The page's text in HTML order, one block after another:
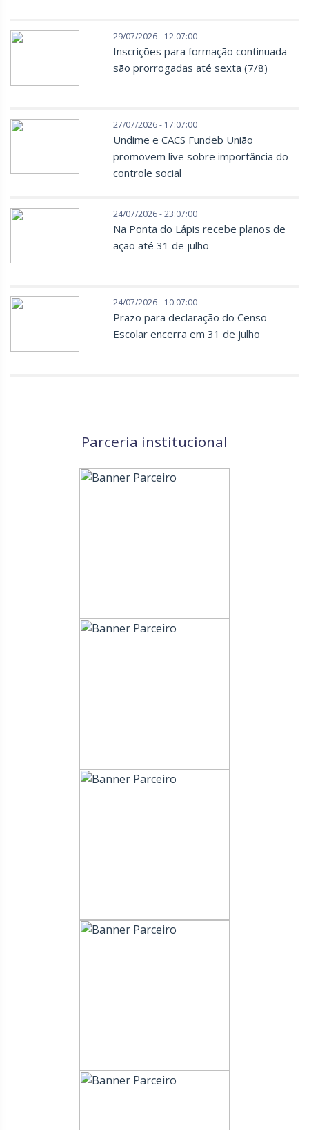
29/07/2026 - 12:07:00
Inscrições para formação continuada
são prorrogadas até sexta (7/8)
27/07/2026 - 17:07:00
Undime e CACS Fundeb União
promovem live sobre importância do
controle social
24/07/2026 - 23:07:00
Na Ponta do Lápis recebe planos de
ação até 31 de julho
24/07/2026 - 10:07:00
Prazo para declaração do Censo
Escolar encerra em 31 de julho
Parceria institucional